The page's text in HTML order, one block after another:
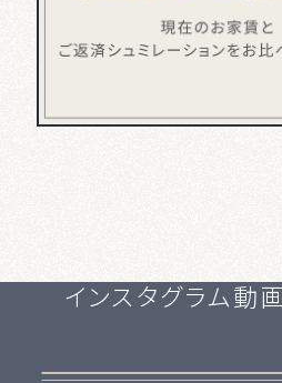
インスタグラム動